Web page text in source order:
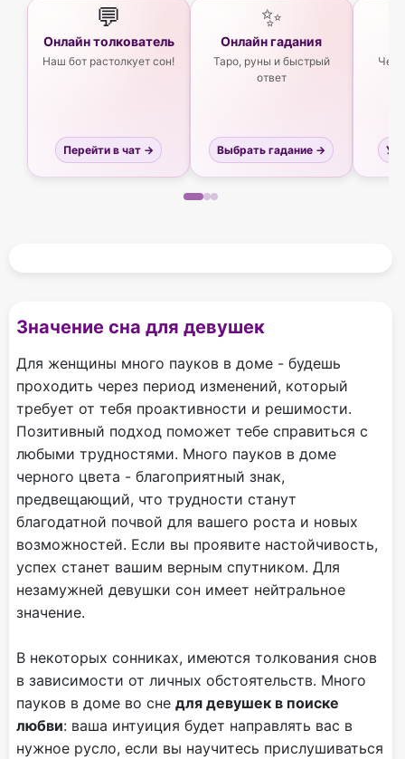
💬
Онлайн толкователь
Наш бот растолкует сон!
Перейти в чат →
✨
Онлайн гадания
Таро, руны и быстрый
ответ
Выбрать гадание →
Значение сна для девушек
Для женщины много пауков в доме - будешь
проходить через период изменений, который
требует от тебя проактивности и решимости.
Позитивный подход поможет тебе справиться с
любыми трудностями. Много пауков в доме
черного цвета - благоприятный знак,
предвещающий, что трудности станут
благодатной почвой для вашего роста и новых
возможностей. Если вы проявите настойчивость,
успех станет вашим верным спутником. Для
незамужней девушки сон имеет нейтральное
значение.
В некоторых сонниках, имеются толкования снов
в зависимости от личных обстоятельств. Много
пауков в доме во сне для девушек в поиске
любви: ваша интуиция будет направлять вас в
нужное русло, если вы научитесь прислушиваться